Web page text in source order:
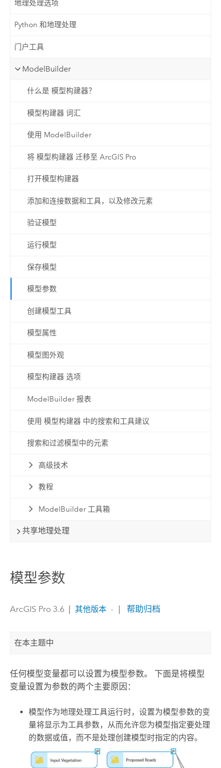
地理处理选项
Python 和地理处理
门户工具
ModelBuilder
什么是 模型构建器？
模型构建器 词汇
使用 ModelBuilder
将 模型构建器 迁移至 ArcGIS Pro
打开模型构建器
添加和连接数据和工具，以及修改元素
验证模型
运行模型
保存模型
模型参数
创建模型工具
模型属性
模型图外观
模型构建器 选项
ModelBuilder 报表
使用 模型构建器 中的搜索和工具建议
搜索和过滤模型中的元素
高级技术
教程
ModelBuilder 工具箱
共享地理处理
模型参数
ArcGIS Pro 3.6 其他版本 帮助归档
在本主题中
任何模型变量都可以设置为模型参数。 下面是将模型
变量设置为参数的两个主要原因：
模型作为地理处理工具运行时，设置为模型参数的变
量将显示为工具参数，从而允许您为模型指定要处理
的数据或值，而不是处理创建模型时指定的内容。